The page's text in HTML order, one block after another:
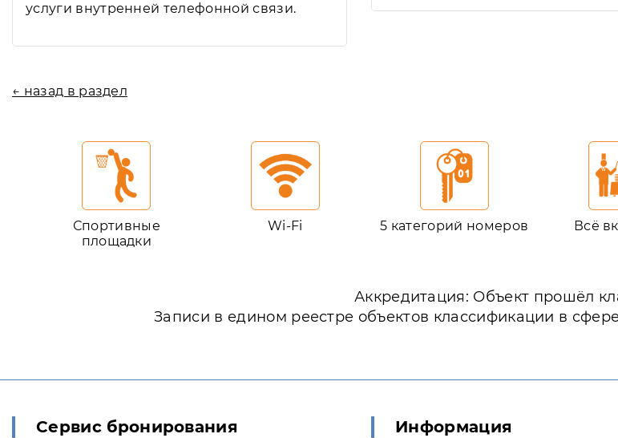
услуги внутренней телефонной связи.
← назад в раздел
Спортивные
площадки
Wi-Fi 5 категорий номеров Всё
Аккредитация: Объект прошёл
Записи в едином реестре объектов классификации в
Сервис бронирования Информация